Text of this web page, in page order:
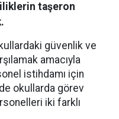
taşeron
güvenlik ve
amacıyla
istihdamı için
okullarda görev
iki farklı